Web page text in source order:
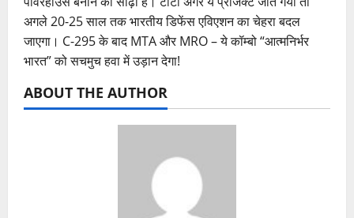
अगले 20-25 साल तक भारतीय डिफेंस एविएशन का चेहरा बदल
जाएगा। C-295 के बाद MTA और MRO – ये कॉम्बो “आत्मनिर्भर
भारत” को सचमुच हवा में उड़ान देगा!
ABOUT THE AUTHOR